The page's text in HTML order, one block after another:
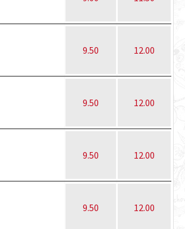
9.50 12.00
9.50 12.00
9.50 12.00
9.50 12.00